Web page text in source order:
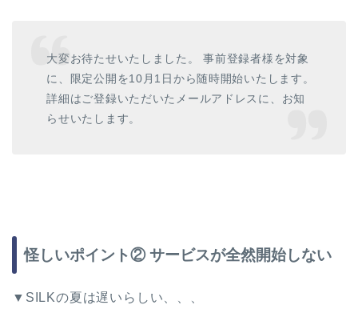
大変お待たせいたしました。 事前登録者様を対象
に、限定公開を10月1日から随時開始いたします。
詳細はご登録いただいたメールアドレスに、お知
らせいたします。
怪しいポイント② サービスが全然開始しない
▼SILKの夏は遅いらしい、、、